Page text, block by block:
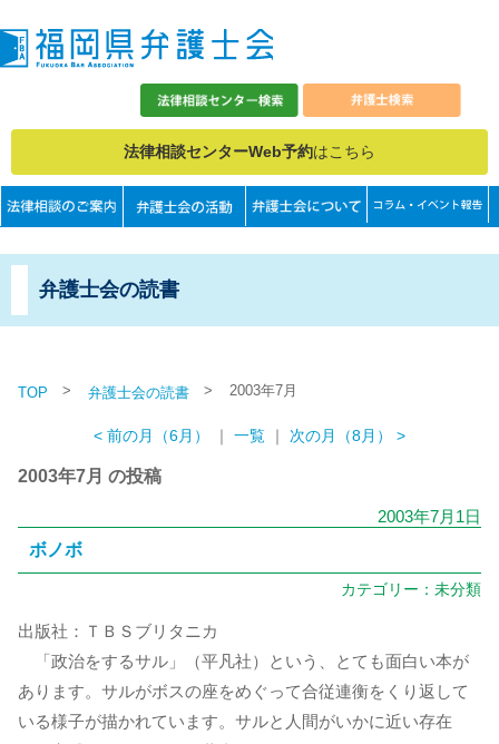
法律相談センターWeb予約はこちら
弁護士会の読書
TOP > 弁護士会の読書 > 2003年7月
< 前の月（6月） ｜ 一覧 ｜ 次の月（8月） >
2003年7月 の投稿
2003年7月1日
ボノボ
カテゴリー： 未分類
出版社：ＴＢＳブリタニカ
「政治をするサル」（平凡社）という、とても面白い本が
あります。サルがボスの座をめぐって合従連衡をくり返して
いる様子が描かれています。サルと人間がいかに近い存在